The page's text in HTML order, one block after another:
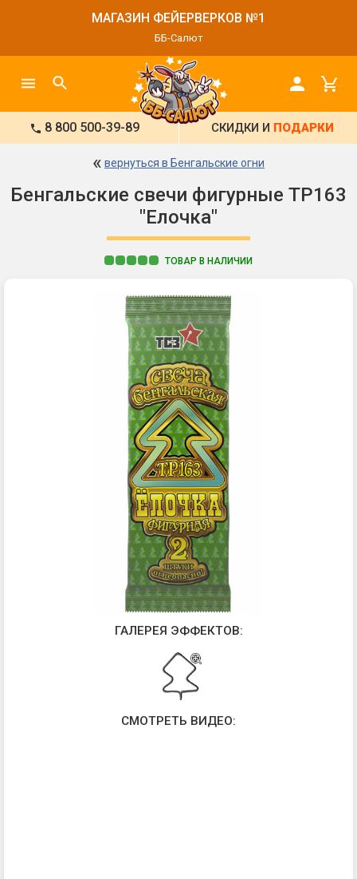
МАГАЗИН ФЕЙЕРВЕРКОВ №1
ББ-Салют
8 800 500-39-89 СКИДКИ И ПОДАРКИ
« вернуться в Бенгальские огни
Бенгальские свечи фигурные ТР163
"Елочка"
ТОВАР В НАЛИЧИИ
ГАЛЕРЕЯ ЭФФЕКТОВ:
СМОТРЕТЬ ВИДЕО: